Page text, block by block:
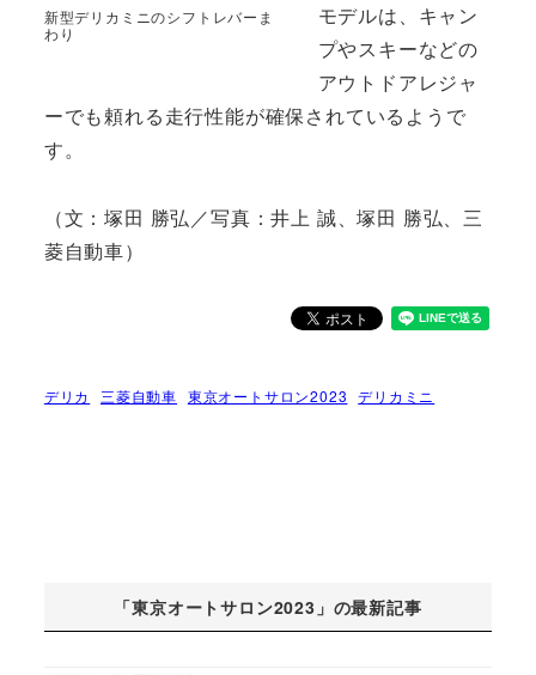
新型デリカミニのシフトレバーま
わり
モデルは、キャン
プやスキーなどの
アウトドアレジャ
ーでも頼れる走行性能が確保されているようで
す。
（文：塚田 勝弘／写真：井上 誠、塚田 勝弘、三
菱自動車）
デリカ 三菱自動車 東京オートサロン2023 デリカミニ
「東京オートサロン2023」の最新記事